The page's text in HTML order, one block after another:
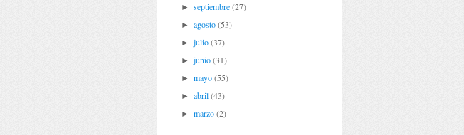
►septiembre (27)
►agosto (53)
►julio (37)
►junio (31)
►mayo (55)
►abril (43)
►marzo (2)